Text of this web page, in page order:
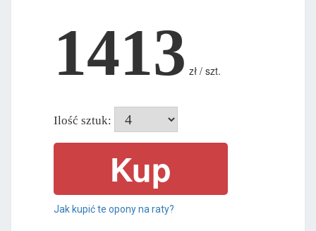
1413 zł / szt.
Ilość sztuk:
Jak kupić te opony na raty?